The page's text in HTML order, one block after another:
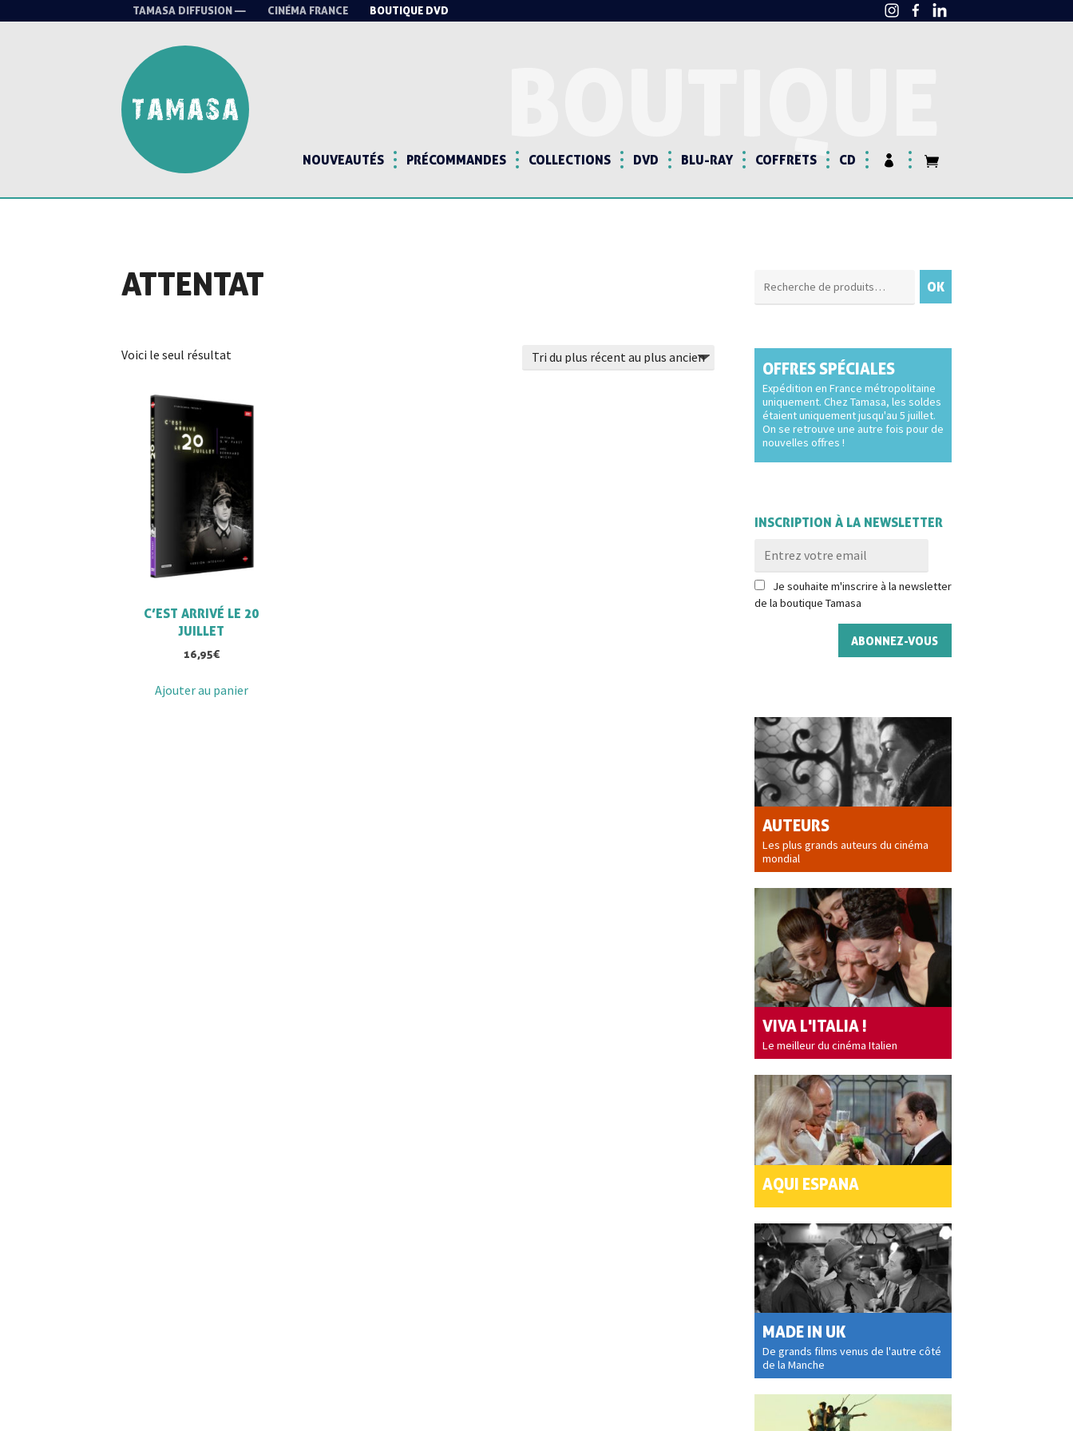
TAMASA DIFFUSION — CINÉMA FRANCE BOUTIQUE DVD
NOUVEAUTÉS PRÉCOMMANDES COLLECTIONS DVD BLU-RAY COFFRETS CD
ATTENTAT
Voici le seul résultat
C’EST ARRIVÉ LE 20
JUILLET
16,95€
Ajouter au panier
OK
OFFRES SPÉCIALES
Expédition en France métropolitaine
uniquement. Chez Tamasa, les soldes
étaient uniquement jusqu'au 5 juillet.
On se retrouve une autre fois pour de
nouvelles offres !
INSCRIPTION À LA NEWSLETTER
Je souhaite m'inscrire à la newsletter
de la boutique Tamasa
AUTEURS
Les plus grands auteurs du cinéma
mondial
VIVA L'ITALIA !
Le meilleur du cinéma Italien
AQUI ESPANA
MADE IN UK
De grands films venus de l'autre côté
de la Manche